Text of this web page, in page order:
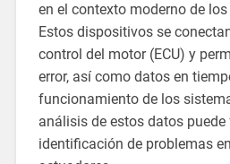
en el contexto moderno de
Estos dispositivos se
control del motor (ECU) y
error, así como datos en
funcionamiento de los
análisis de estos datos
identificación de problemas